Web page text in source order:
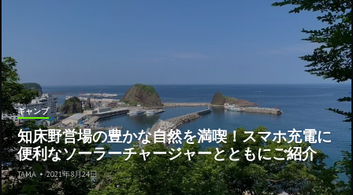
キャンプ
知床野営場の豊かな自然を満喫！スマホ充電に
便利なソーラーチャージャーとともにご紹介
TAMA • 2021年8月24日